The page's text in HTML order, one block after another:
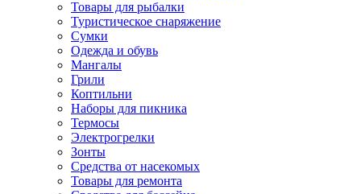
Товары для рыбалки
Туристическое снаряжение
Сумки
Одежда и обувь
Мангалы
Грили
Коптильни
Наборы для пикника
Термосы
Электрогрелки
Зонты
Средства от насекомых
Товары для ремонта